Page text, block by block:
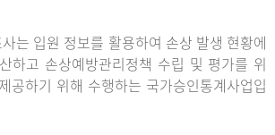
는 입원 정보를 활용하여 손상 발생 현황에
하고 손상예방관리정책 수립 및 평가를 위
공하기 위해 수행하는 국가승인통계사업입